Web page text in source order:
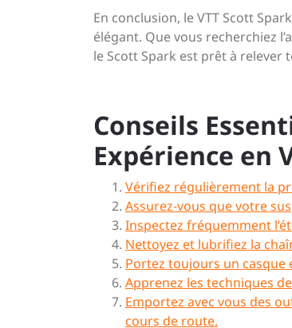
En conclusion, le VTT Scott
élégant. Que vous recherchiez
le Scott Spark est prêt à relever
Conseils
Expérience en
Vérifiez régulièrement la
Assurez-vous que votre
Inspectez fréquemment
Nettoyez et lubrifiez la
Portez toujours un casque
Apprenez les techniques
Emportez avec vous des
cours de route.